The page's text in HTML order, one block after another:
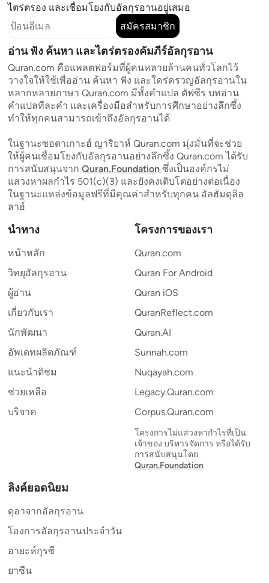
ไตร่ตรอง และเชื่อมโยงกับอัลกุรอานอยู่เสมอ
สมัครสมาชิก
อ่าน ฟัง ค้นหา และไตร่ตรองคัมภีร์อัลกุรอาน
Quran.com คือแพลตฟอร์มที่ผู้คนหลายล้านคนทั่วโลกไว้
วางใจให้ใช้เพื่ออ่าน ค้นหา ฟัง และใคร่ครวญอัลกุรอานใน
หลากหลายภาษา Quran.com มีทั้งคำแปล ตัฟซีร บทอ่าน
คำแปลทีละคำ และเครื่องมือสำหรับการศึกษาอย่างลึกซึ้ง
ทำให้ทุกคนสามารถเข้าถึงอัลกุรอานได้
ในฐานะซอดาเกาะฮ์ ญาริยาห์ Quran.com มุ่งมั่นที่จะช่วย
ให้ผู้คนเชื่อมโยงกับอัลกุรอานอย่างลึกซึ้ง Quran.com ได้รับ
การสนับสนุนจาก Quran.Foundation ซึ่งเป็นองค์กรไม่
แสวงหาผลกำไร 501(c)(3) และยังคงเติบโตอย่างต่อเนื่อง
ในฐานะแหล่งข้อมูลฟรีที่มีคุณค่าสำหรับทุกคน อัลฮัมดุลิล
ลาฮ์
นำทาง
หน้าหลัก
วิทยุอัลกุรอาน
ผู้อ่าน
เกี่ยวกับเรา
นักพัฒนา
อัพเดทผลิตภัณฑ์
แนะนำติชม
ช่วยเหลือ
บริจาค
โครงการของเรา
Quran.com
Quran For Android
Quran iOS
QuranReflect.com
Quran.AI
Sunnah.com
Nuqayah.com
Legacy.Quran.com
Corpus.Quran.com
โครงการไม่แสวงหากำไรที่เป็น
เจ้าของ บริหารจัดการ หรือได้รับ
การสนับสนุนโดย
Quran.Foundation
ลิงค์ยอดนิยม
ดุอาจากอัลกุรอาน
โองการอัลกุรอานประจำวัน
อายะห์กุรซี
ยาซีน